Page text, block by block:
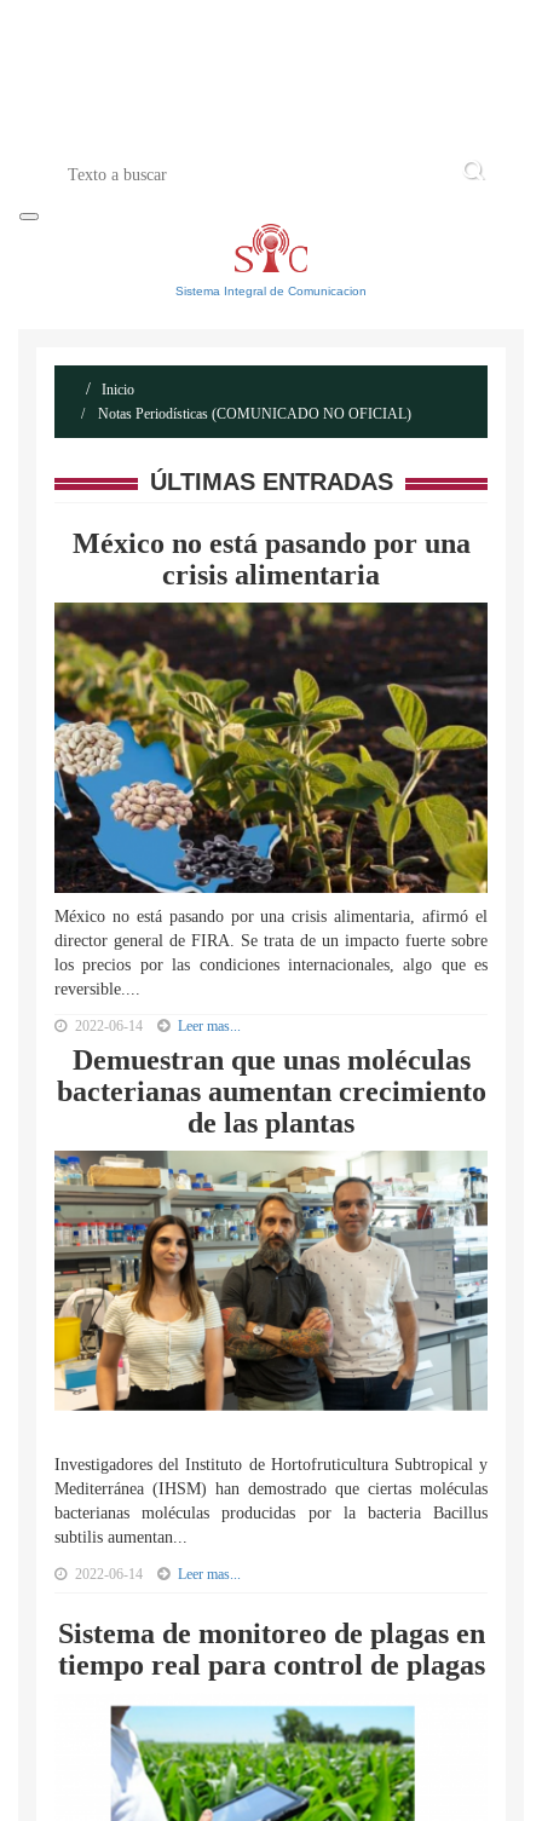
Sistema Integral de Comunicacion
Inicio
Notas Periodísticas (COMUNICADO NO OFICIAL)
ÚLTIMAS ENTRADAS
México no está pasando por una
crisis alimentaria
México no está pasando por una crisis alimentaria, afirmó el
director general de FIRA. Se trata de un impacto fuerte sobre
los precios por las condiciones internacionales, algo que es
reversible....
2022-06-14 Leer mas...
Demuestran que unas moléculas
bacterianas aumentan crecimiento
de las plantas
Investigadores del Instituto de Hortofruticultura Subtropical y
Mediterránea (IHSM) han demostrado que ciertas moléculas
bacterianas moléculas producidas por la bacteria Bacillus
subtilis aumentan...
2022-06-14 Leer mas...
Sistema de monitoreo de plagas en
tiempo real para control de plagas